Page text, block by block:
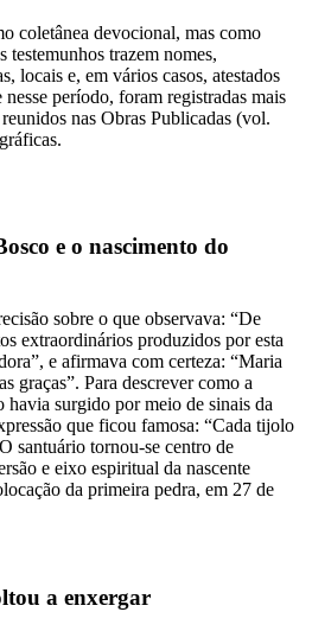
coletânea devocional, mas como
trazem nomes,
locais e, em vários casos, atestados
período, foram registradas mais
nas Obras Publicadas (vol.
e o nascimento do
sobre o que observava: “De
extraordinários produzidos por esta
e afirmava com certeza: “Maria
graças”. Para descrever como a
surgido por meio de sinais da
que ficou famosa: “Cada tijolo
santuário tornou-se centro de
e eixo espiritual da nascente
da primeira pedra, em 27 de
a enxergar